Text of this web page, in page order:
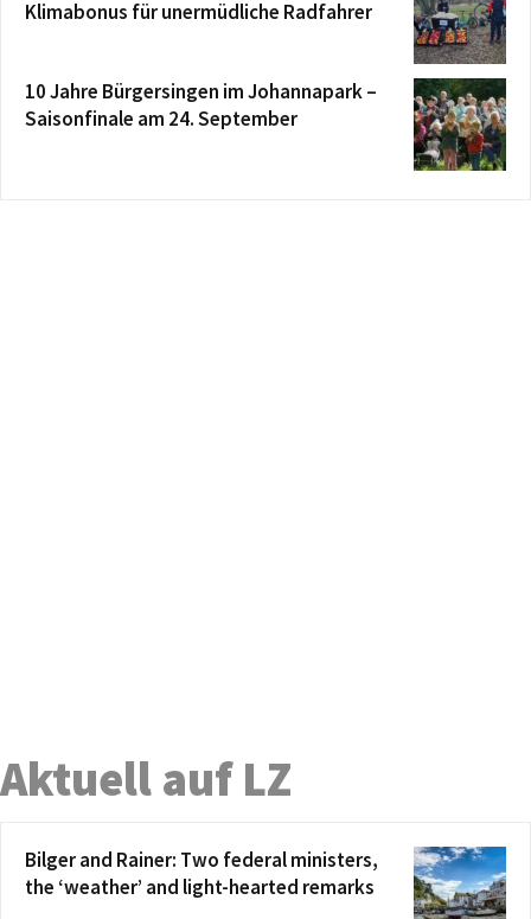
Klimabonus für unermüdliche Radfahrer
10 Jahre Bürgersingen im Johannapark –
Saisonfinale am 24. September
Aktuell auf LZ
Bilger and Rainer: Two federal ministers,
the ‘weather’ and light-hearted remarks